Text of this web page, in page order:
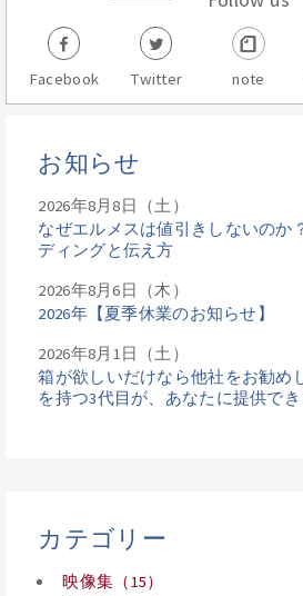
Facebook Twitter note
お知らせ
なぜエルメスは値引きしないのか
ディングと伝え方
2026年8月8日（土）
2026年【夏季休業のお知らせ】
2026年8月6日（木）
箱が欲しいだけなら他社をお勧め
を持つ3代目が、あなたに提供で
2026年8月1日（土）
カテゴリー
映像集（15）